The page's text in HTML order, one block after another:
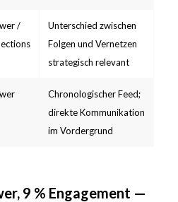
/
Unterschied zwischen
Folgen und Vernetzen
strategisch relevant
Chronologischer Feed;
direkte Kommunikation
im Vordergrund
9 % Engagement —